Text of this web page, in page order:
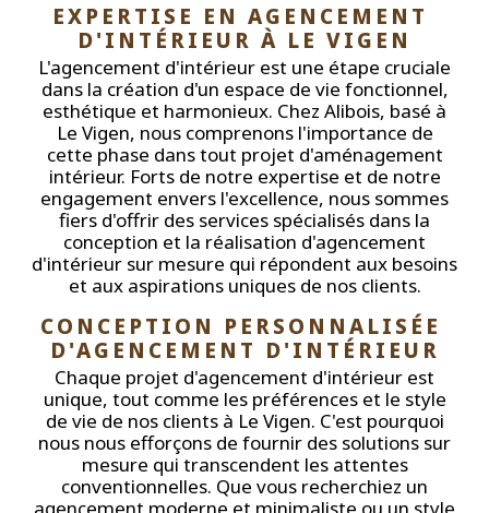
EXPERTISE EN AGENCEMENT
D'INTÉRIEUR À LE VIGEN
L'agencement d'intérieur est une étape cruciale
dans la création d'un espace de vie fonctionnel,
esthétique et harmonieux. Chez Alibois, basé à
Le Vigen, nous comprenons l'importance de
cette phase dans tout projet d'aménagement
intérieur. Forts de notre expertise et de notre
engagement envers l'excellence, nous sommes
fiers d'offrir des services spécialisés dans la
conception et la réalisation d'agencement
d'intérieur sur mesure qui répondent aux besoins
et aux aspirations uniques de nos clients.
CONCEPTION PERSONNALISÉE
D'AGENCEMENT D'INTÉRIEUR
Chaque projet d'agencement d'intérieur est
unique, tout comme les préférences et le style
de vie de nos clients à Le Vigen. C'est pourquoi
nous nous efforçons de fournir des solutions sur
mesure qui transcendent les attentes
conventionnelles. Que vous recherchiez un
agencement moderne et minimaliste ou un style